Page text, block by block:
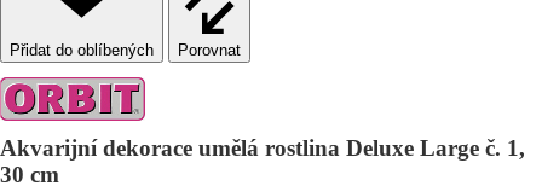
Porovnat
Akvarijní dekorace umělá rostlina Deluxe Large č. 1,
30 cm